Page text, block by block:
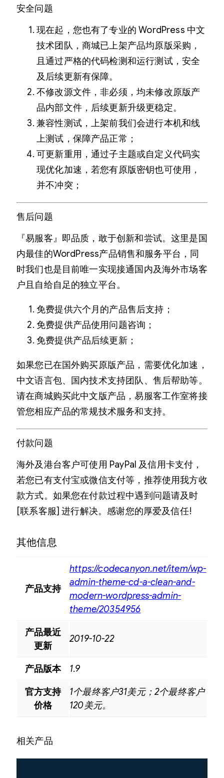
安全问题
现在起，您也有了专业的 WordPress 中文
技术团队，商城已上架产品均原版采购，
且通过严格的代码检测和运行测试，安全
及后续更新有保障。
不修改源文件，非必须，均未修改原版产
品内部文件，后续更新升级更稳定。
兼容性测试，上架前我们会进行本机和线
上测试，保障产品正常；
可更新重用，通过子主题或自定义代码实
现优化加速，若您有原版密钥也可使用，
并不冲突；
售后问题
『易服客』即品质，敢于创新和尝试。这里是国
内最佳的WordPress产品销售和服务平台，同
时我们也是目前唯一实现接通国内及海外市场客
户且自给自足的独立平台。
免费提供六个月的产品售后支持；
免费提供产品使用问题咨询；
免费提供产品后续更新；
如果您已在国外购买原版产品，需要优化加速，
中文语言包、国内技术支持团队、售后帮助等。
请在商城购买此中文版产品，易服客工作室将接
管您相应产品的常规技术服务和支持。
付款问题
海外及港台客户可使用 PayPal 及信用卡支付，
若您已有支付宝或微信支付等，推荐使用我方收
款方式。如果您在付款过程中遇到问题请及时
[联系客服] 进行解决。感谢您的厚爱及信任!
其他信息
产品支持
https://codecanyon.net/item/wp-
admin-theme-cd-a-clean-and-
modern-wordpress-admin-
theme/20354956
产品最近
更新
2019-10-22
产品版本 1.9
官方支持
价格
1个最终客户31美元；2个最终客户
120美元。
相关产品